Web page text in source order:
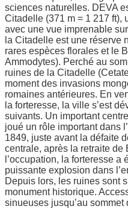
sciences naturelles. DEVA
Citadelle (371 m = 1 217 ft),
avec une vue imprenable
la Citadelle est une réserve
rares espèces florales et le
Ammodytes). Perché au
ruines de la Citadelle
moment des invasions
romaines antérieures. En
la forteresse, la ville s’est
suivants. Un important
joué un rôle important dans
1849, juste avant la défaite
centrale, après la retraite de
l’occupation, la forteresse
puissante explosion dans
Depuis lors, les ruines sont
monument historique.
sinueuses jusqu’au